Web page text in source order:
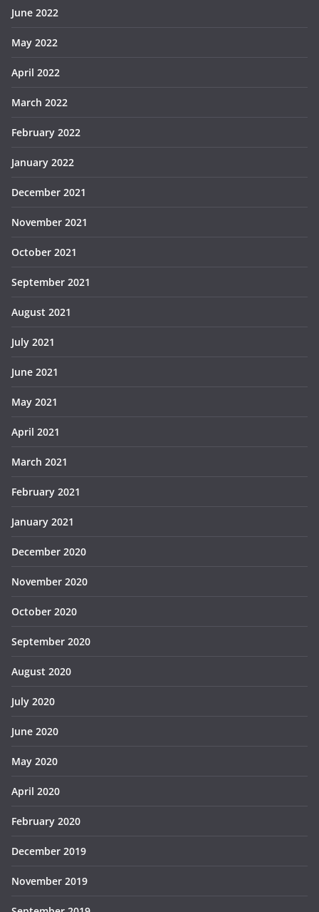
June 2022
May 2022
April 2022
March 2022
February 2022
January 2022
December 2021
November 2021
October 2021
September 2021
August 2021
July 2021
June 2021
May 2021
April 2021
March 2021
February 2021
January 2021
December 2020
November 2020
October 2020
September 2020
August 2020
July 2020
June 2020
May 2020
April 2020
February 2020
December 2019
November 2019